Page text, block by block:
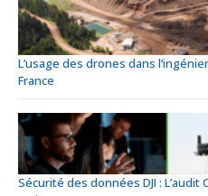
L’usage des drones dans
France
Sécurité des données DJI :